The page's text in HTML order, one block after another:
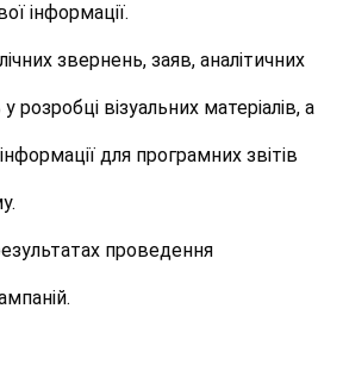
інформації.
звернень, заяв, аналітичних
розробці візуальних матеріалів, а
для програмних звітів
проведення